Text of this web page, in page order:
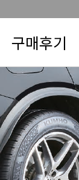
구매후기